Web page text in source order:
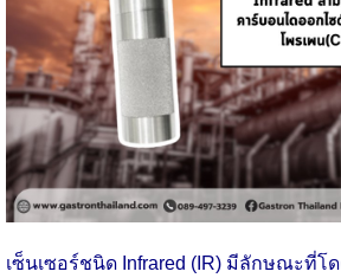
เซ็นเซอร์ชนิด Infrared (IR) มีลักษณะที่โ